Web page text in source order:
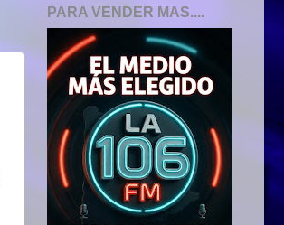
PARA VENDER MAS....